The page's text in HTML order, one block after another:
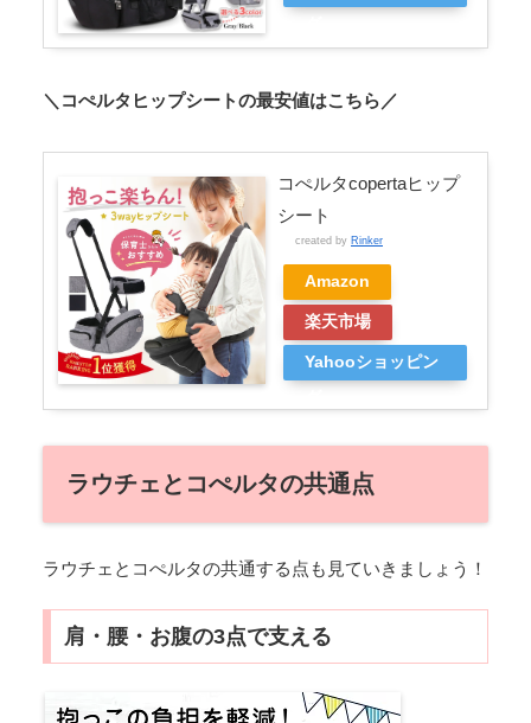
＼コぺルタヒップシートの最安値はこちら／
コぺルタcopertaヒップ
シート
created by Rinker
Amazon
楽天市場
Yahooショッピン
ラウチェとコぺルタの共通点
ラウチェとコぺルタの共通する点も見ていきましょう！
肩・腰・お腹の3点で支える